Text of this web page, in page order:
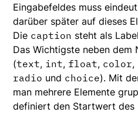
Eingabefeldes muss
darüber später auf dieses
Die caption steht als
Das Wichtigste neben
(text, int, float, color,
radio und choice). Mit
man mehrere Elemente
definiert den Startwert des